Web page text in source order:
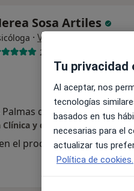
Sosa Artiles
· Ver más
24 opiniones
Calle Murga, 9, Las Palmas de Gran Canaria •
y de la Salud
el proceso de duelo 70
Tu privacidad
Al aceptar, nos
tecnologías
basados en tus
necesarias para el
actualizar tus
Política de cookies.